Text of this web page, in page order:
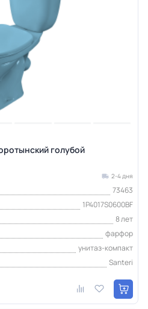
голубой
2-4 дня
73463
1P4017S0600BF
8 лет
фарфор
унитаз-компакт
Santeri